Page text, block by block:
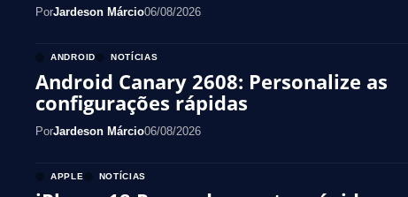
PorJardeson Márcio06/08/2026
ANDROID NOTÍCIAS
Android Canary 2608: Personalize as
configurações rápidas
PorJardeson Márcio06/08/2026
APPLE NOTÍCIAS